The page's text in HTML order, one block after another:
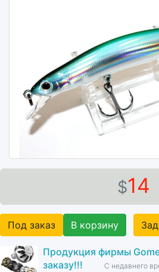
$14
Под заказ В корзину
Продукция фирмы
заказу!!!
С недавнего